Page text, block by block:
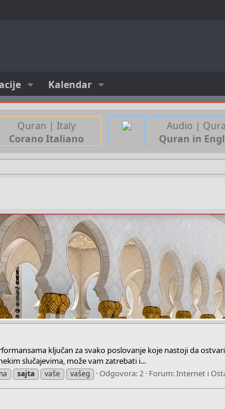
Kalendar
Quran | Italy
Corano Italiano
Audio |
Quran in
ključan za svako poslovanje koje nastoji da
slučajevima, može vam zatrebati i...
sajta vaše vašeg Odgovora: 2 Forum:Internet i